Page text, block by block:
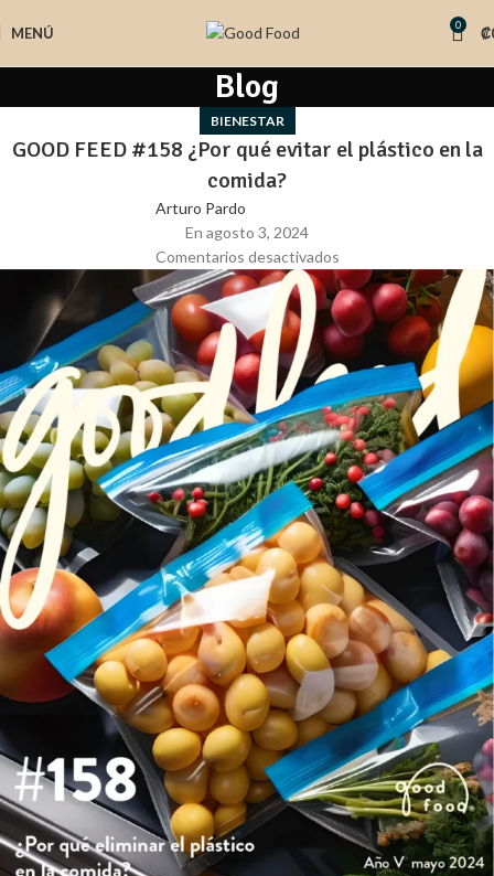
MENÚ 0 ₡
Blog
BIENESTAR
GOOD FEED #158 ¿Por qué evitar el plástico en la
comida?
Arturo Pardo
En agosto 3, 2024
Comentarios desactivados